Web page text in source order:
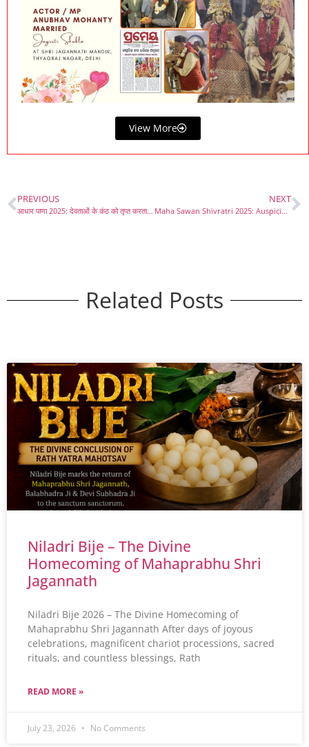
View More
PREVIOUS
आधार पाणा 2025: देवताओं के कंठ को तृप्त करता दिव्य अमृत – त्यागराज नगर में भगवान जगन्नाथ को समर्पित विशिष्ट भोग!
NEXT
Maha Sawan Shivratri 2025: Auspicious Day of Devotion at Shri Jagannath Mandir
Related Posts
Niladri Bije – The Divine
Homecoming of Mahaprabhu Shri
Jagannath
Niladri Bije 2026 – The Divine Homecoming of
Mahaprabhu Shri Jagannath After days of joyous
celebrations, magnificent chariot processions, sacred
rituals, and countless blessings, Rath
READ MORE »
July 23, 2026 No Comments